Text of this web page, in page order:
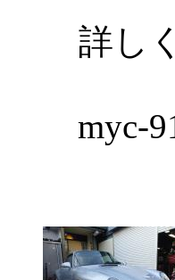
詳し
myc-